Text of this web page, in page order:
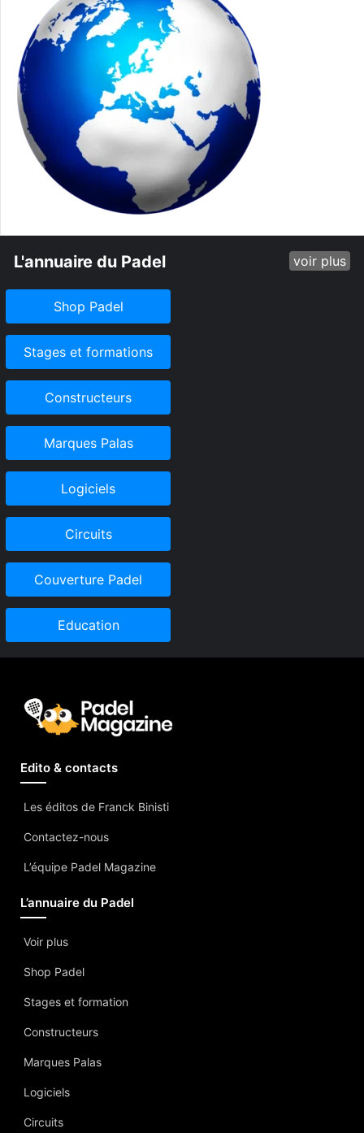
L'annuaire du Padel voir plus
Shop Padel
Stages et formations
Constructeurs
Marques Palas
Logiciels
Circuits
Couverture Padel
Education
Edito & contacts
Les éditos de Franck Binisti
Contactez-nous
L’équipe Padel Magazine
L’annuaire du Padel
Voir plus
Shop Padel
Stages et formation
Constructeurs
Marques Palas
Logiciels
Circuits